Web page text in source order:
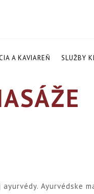
A KAVIAREŇ SLUŽBY